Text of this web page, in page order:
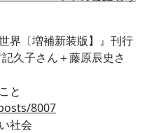
〔増補新装版】』刊行
久子さん＋藤原辰史さ
と
8007
会